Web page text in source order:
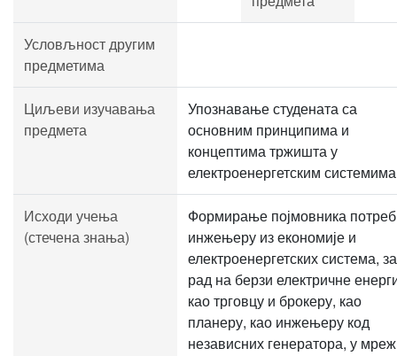
Условљност другим
предметима
Циљеви изучавања
предмета
Упознавање студената са
основним принципима и
концептима тржишта у
електроенергетским
Исходи учења
(стечена знања)
Формирање појмовника
инжењеру из економије и
електроенергетских система, за
рад на берзи електричне
као трговцу и брокеру, као
планеру, као инжењеру код
независних генератора, у